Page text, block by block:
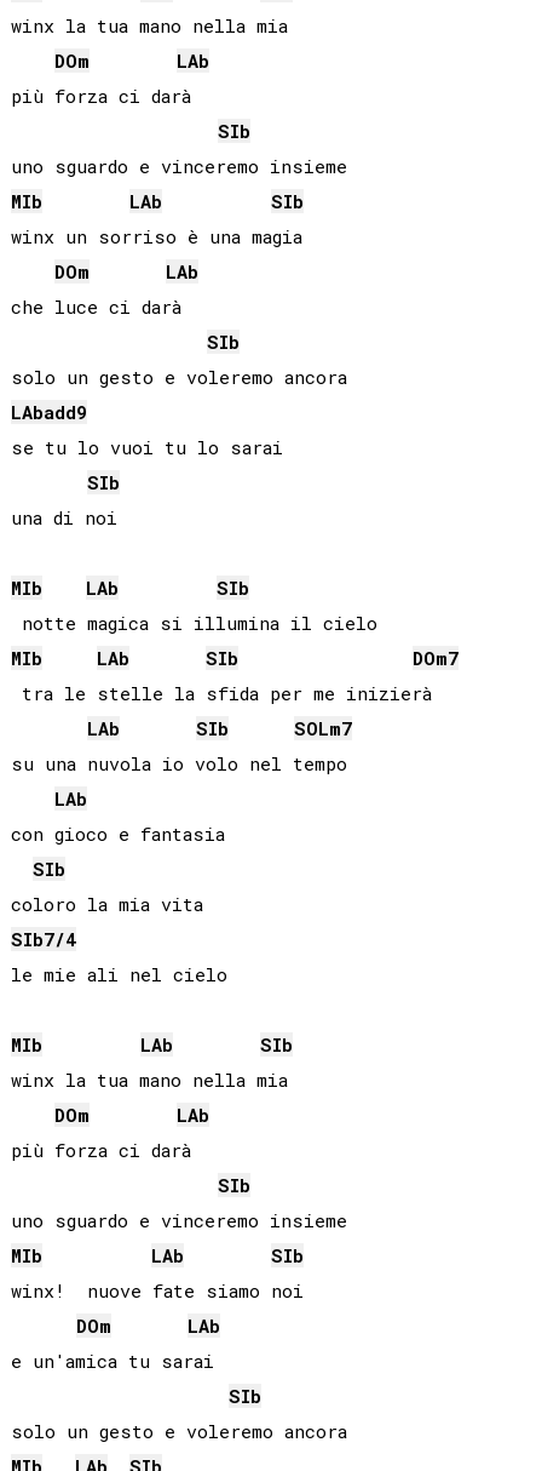
winx la tua mano nella mia
DOm
LAb
più forza ci darà
SIb
MIb
LAb
SIb
winx un sorriso è una magia
DOm
LAb
che luce ci darà
SIb
solo un gesto e voleremo ancora
LAbadd9
se tu lo vuoi tu lo sarai
SIb
una di noi
MIb LAb
SIb
MIb
LAb SIb DOm7
tra le stelle la sfida per me inizierà
LAb
SIb SOLm7
su una nuvola io volo nel tempo
LAb
con gioco e fantasia
SIb
coloro la mia vita
SIb7/4
le mie ali nel cielo
MIb LAb
SIb
winx la tua mano nella mia
DOm
LAb
più forza ci darà
SIb
MIb
LAb
SIb
winx!  nuove fate siamo noi
DOm
LAb
e un'amica tu sarai
SIb
solo un gesto e voleremo ancora